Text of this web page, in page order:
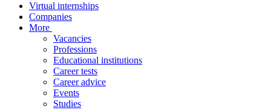
Virtual internships
Companies
More
Vacancies
Professions
Educational institutions
Career tests
Career advice
Events
Studies